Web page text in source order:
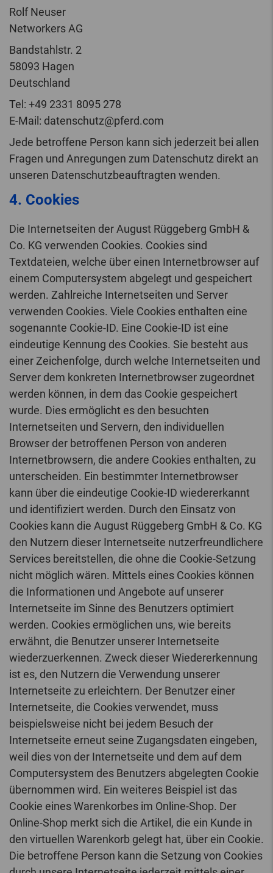
Rolf Neuser
Networkers AG
Bandstahlstr. 2
58093 Hagen
Deutschland
Tel: +49 2331 8095 278
E-Mail: datenschutz@pferd.com
Jede betroffene Person kann sich jederzeit bei allen
Fragen und Anregungen zum Datenschutz direkt an
unseren Datenschutzbeauftragten wenden.
4. Cookies
Die Internetseiten der August Rüggeberg GmbH &
Co. KG verwenden Cookies. Cookies sind
Textdateien, welche über einen Internetbrowser auf
einem Computersystem abgelegt und gespeichert
werden. Zahlreiche Internetseiten und Server
verwenden Cookies. Viele Cookies enthalten eine
sogenannte Cookie-ID. Eine Cookie-ID ist eine
eindeutige Kennung des Cookies. Sie besteht aus
einer Zeichenfolge, durch welche Internetseiten und
Server dem konkreten Internetbrowser zugeordnet
werden können, in dem das Cookie gespeichert
wurde. Dies ermöglicht es den besuchten
Internetseiten und Servern, den individuellen
Browser der betroffenen Person von anderen
Internetbrowsern, die andere Cookies enthalten, zu
unterscheiden. Ein bestimmter Internetbrowser
kann über die eindeutige Cookie-ID wiedererkannt
und identifiziert werden. Durch den Einsatz von
Cookies kann die August Rüggeberg GmbH & Co. KG
den Nutzern dieser Internetseite nutzerfreundlichere
Services bereitstellen, die ohne die Cookie-Setzung
nicht möglich wären. Mittels eines Cookies können
die Informationen und Angebote auf unserer
Internetseite im Sinne des Benutzers optimiert
werden. Cookies ermöglichen uns, wie bereits
erwähnt, die Benutzer unserer Internetseite
wiederzuerkennen. Zweck dieser Wiedererkennung
ist es, den Nutzern die Verwendung unserer
Internetseite zu erleichtern. Der Benutzer einer
Internetseite, die Cookies verwendet, muss
beispielsweise nicht bei jedem Besuch der
Internetseite erneut seine Zugangsdaten eingeben,
weil dies von der Internetseite und dem auf dem
Computersystem des Benutzers abgelegten Cookie
übernommen wird. Ein weiteres Beispiel ist das
Cookie eines Warenkorbes im Online-Shop. Der
Online-Shop merkt sich die Artikel, die ein Kunde in
den virtuellen Warenkorb gelegt hat, über ein Cookie.
Die betroffene Person kann die Setzung von Cookies